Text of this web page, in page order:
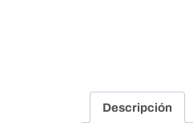
Descripción